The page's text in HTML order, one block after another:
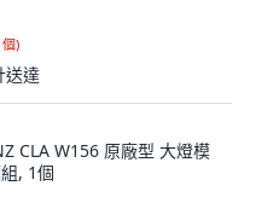
)
送達
CLA W156 原廠型 大燈模
, 1個